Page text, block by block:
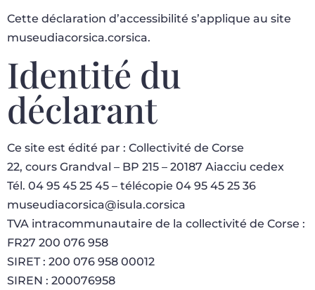
Cette déclaration d’accessibilité s’applique au site
museudiacorsica.corsica.
Identité du
déclarant
Ce site est édité par : Collectivité de Corse
22, cours Grandval – BP 215 – 20187 Aiacciu cedex
Tél. 04 95 45 25 45 – télécopie 04 95 45 25 36
museudiacorsica@isula.corsica
TVA intracommunautaire de la collectivité de Corse :
FR27 200 076 958
SIRET : 200 076 958 00012
SIREN : 200076958